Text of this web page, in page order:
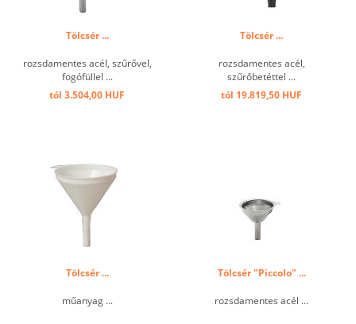
Tölcsér ...
rozsdamentes acél, szűrővel,
fogófüllel ...
tól 3.504,00 HUF
Tölcsér ...
rozsdamentes acél,
szűrőbetéttel ...
tól 19.819,50 HUF
Tölcsér ...
műanyag ...
Tölcsér "Piccolo" ...
rozsdamentes acél ...